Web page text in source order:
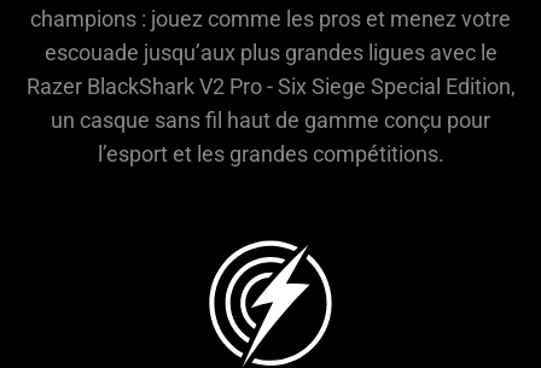
champions : jouez comme les pros et menez votre
escouade jusqu’aux plus grandes ligues avec le
Razer BlackShark V2 Pro - Six Siege Special Edition,
un casque sans fil haut de gamme conçu pour
l’esport et les grandes compétitions.